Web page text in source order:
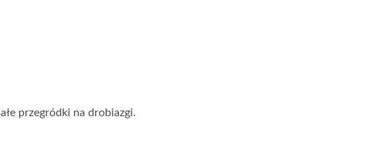
przegródki na drobiazgi.